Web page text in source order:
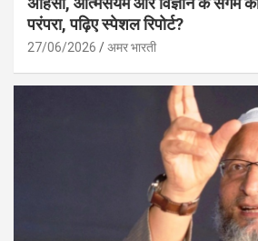
परंपरा, पढ़िए स्पेशल रिपोर्ट?
27/06/2026 अमर भारती